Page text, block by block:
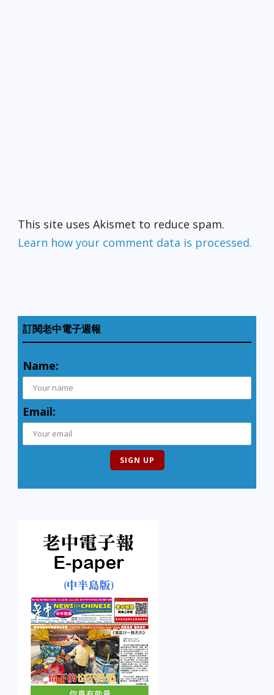
This site uses Akismet to reduce spam.
Learn how your comment data is processed.
訂閱老中電子週報
Name:
Email: